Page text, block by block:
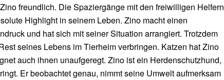
freundlich. Die Spaziergänge mit den freiwilligen Helfern
Highlight in seinem Leben. Zino macht einen
und hat sich mit seiner Situation arrangiert. Trotzdem
seines Lebens im Tierheim verbringen. Katzen hat Zino
auch ihnen unaufgeregt. Zino ist ein Herdenschutzhund,
Er beobachtet genau, nimmt seine Umwelt aufmerksam